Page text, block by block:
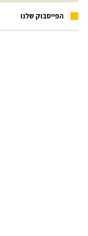
הפייסבוק שלנו